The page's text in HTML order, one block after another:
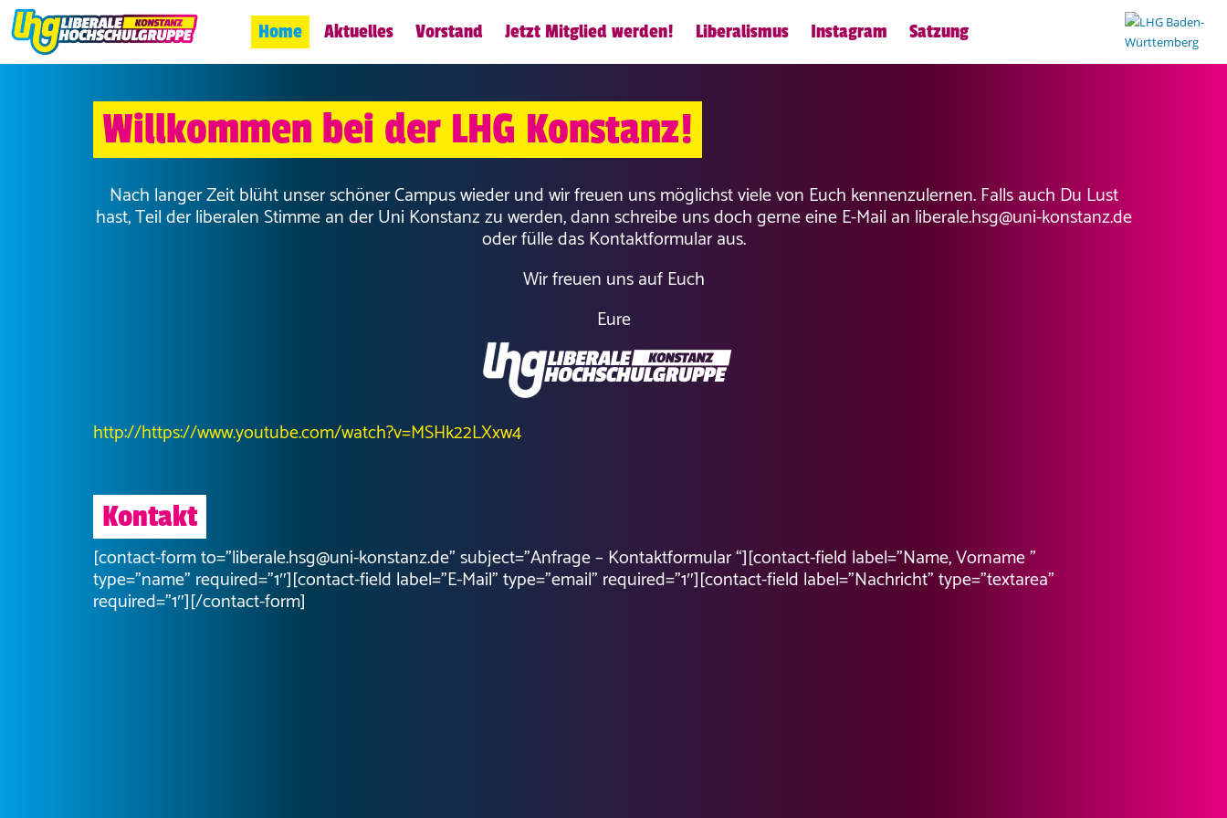
Home Aktuelles Vorstand Jetzt Mitglied werden! Liberalismus Instagram Satzung
Willkommen bei der LHG Konstanz!
Nach langer Zeit blüht unser schöner Campus wieder und wir freuen uns möglichst viele von Euch kennenzulernen. Falls auch Du Lust
hast, Teil der liberalen Stimme an der Uni Konstanz zu werden, dann schreibe uns doch gerne eine E-Mail an liberale.hsg@uni-konstanz.de
oder fülle das Kontaktformular aus.
Wir freuen uns auf Euch
Eure
http://https://www.youtube.com/watch?v=MSHk22LXxw4
Kontakt
[contact-form to=”liberale.hsg@uni-konstanz.de” subject=”Anfrage – Kontaktformular “][contact-field label=”Name, Vorname ”
type=”name” required=”1″][contact-field label=”E-Mail” type=”email” required=”1″][contact-field label=”Nachricht” type=”textarea”
required=”1″][/contact-form]